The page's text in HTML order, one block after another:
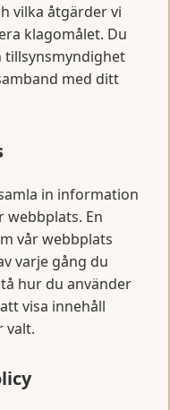
vilka åtgärder vi
klagomålet. Du
tillsynsmyndighet
med ditt
in information
webbplats. En
vår webbplats
varje gång du
hur du använder
visa innehåll
valt.